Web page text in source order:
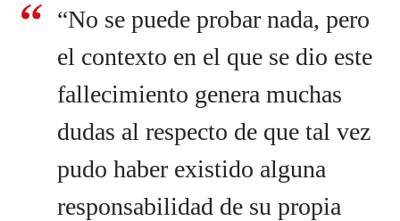
“No se puede probar nada, pero
el contexto en el que se dio este
fallecimiento genera muchas
dudas al respecto de que tal vez
pudo haber existido alguna
responsabilidad de su propia